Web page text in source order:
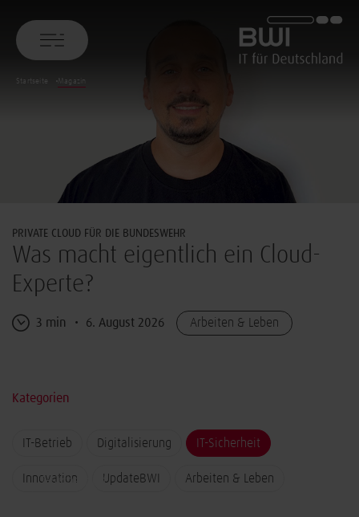
BWI GmbH
Startseite Magazin
PRIVATE CLOUD FÜR DIE BUNDESWEHR
Was macht eigentlich ein Cloud-
Experte?
3 min 6. August 2026 Arbeiten & Leben
Kategorien
IT-Betrieb Digitalisierung IT-Sicherheit
Innovation UpdateBWI Arbeiten & Leben
IT-Sicherheit